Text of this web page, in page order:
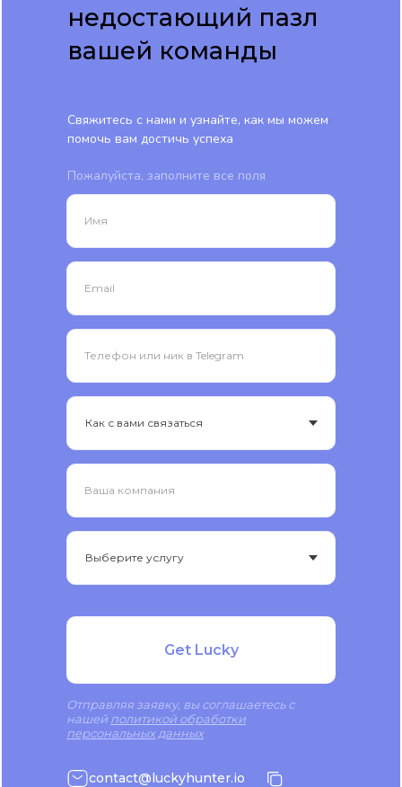
contact@luckyhunter.io
недостающий пазл
вашей команды
Имя
Email
Телефон или ник в Telegram
Ваша компания
Get Lucky
Отправляя заявку, вы соглашаетесь с
нашей политикой обработки
персональных данных
Пожалуйста, заполните все поля
Свяжитесь с нами и узнайте, как мы можем
помочь вам достичь успеха